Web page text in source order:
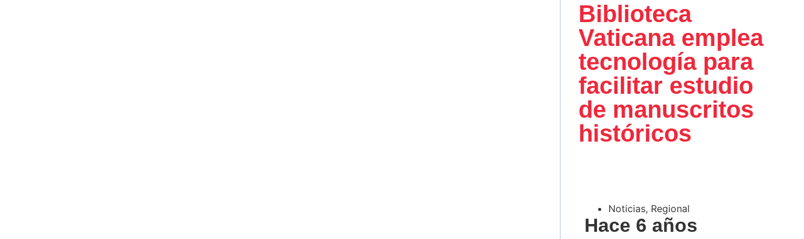
Biblioteca
Vaticana emplea
tecnología para
facilitar estudio
de manuscritos
históricos
Noticias, Regional
Hace 6 años